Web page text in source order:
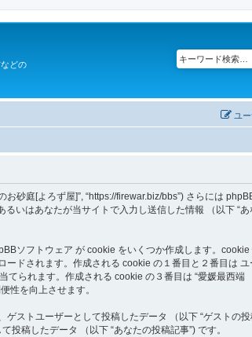
どの
ユ
砂庭[よろず屋]”, “https://firewar.biz/bbs”) さらには
いはあなたが当サイトで入力し送信した情報 （以下 “
ソフトウェア が cookie をいくつか作成します。
ドされます。作成される cookie の１番目と２番目は
てられます。作成される cookie の３番目は “愛媛最西
性を向上させます。
ストユーザーとして投稿したデータ （以下 “ゲストの投
稿したデータ （以下 “あなたの投稿記事”) です。